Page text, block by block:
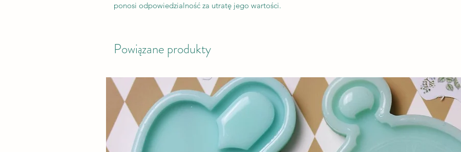
ponosi odpowiedzialność za utratę jego wartości.
Powiązane produkty